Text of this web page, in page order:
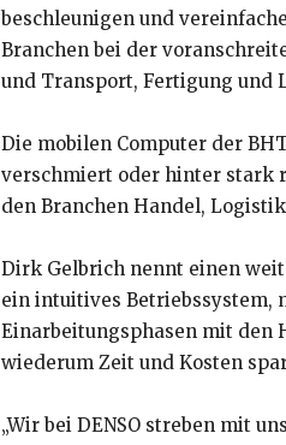
beschleunigen und
Branchen bei der
und Transport, Fertigung und
Die mobilen Computer der
verschmiert oder hinter stark
den Branchen Handel,
Dirk Gelbrich nennt einen
ein intuitives Betriebssystem,
Einarbeitungsphasen mit den
wiederum Zeit und Kosten
„Wir bei DENSO streben mit